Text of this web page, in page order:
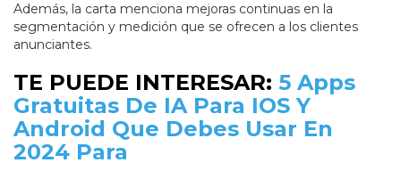
Además, la carta menciona mejoras continuas en la
segmentación y medición que se ofrecen a los clientes
anunciantes.
TE PUEDE INTERESAR: 5 Apps
Gratuitas De IA Para IOS Y
Android Que Debes Usar En
2024 Para